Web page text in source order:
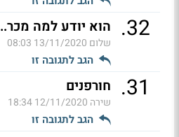
32
. הוא יודע למה מכר..
שלום 13/11/2020 08:03
הגב לתגובה זו
31
. חורפנים
שירה 12/11/2020 18:34
הגב לתגובה זו